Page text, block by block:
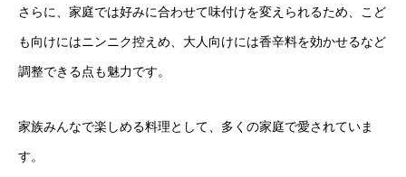
さらに、家庭では好みに合わせて味付けを変えられるため、こど
も向けにはニンニク控えめ、大人向けには香辛料を効かせるなど
調整できる点も魅力です。
家族みんなで楽しめる料理として、多くの家庭で愛されていま
す。